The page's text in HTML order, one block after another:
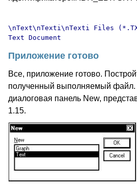
\nText\nTexti\nTexti Files
Приложение готово
Все, приложение готово.
полученный выполняемый файл.
диалоговая панель New,
1.15.